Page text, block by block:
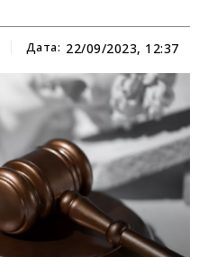
Дата: 22/09/2023, 12:37